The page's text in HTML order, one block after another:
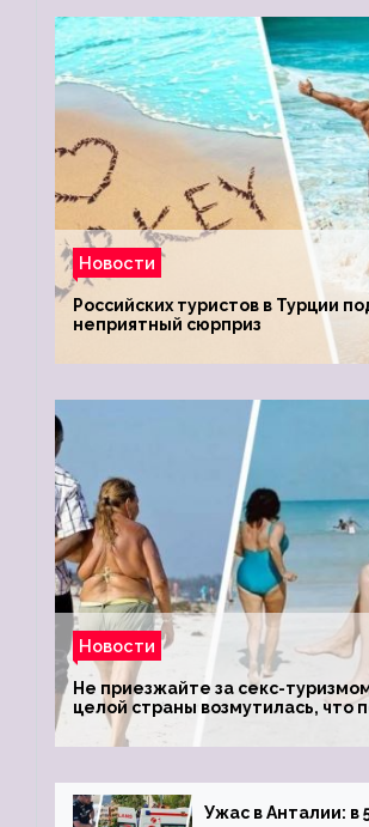
Новости
Российских туристов в Турции
неприятный сюрприз
Новости
Не приезжайте за секс-
целой страны возмутилась, что
туристки массово едут к ним,
обзавестись молодыми
Ужас в Анталии: в